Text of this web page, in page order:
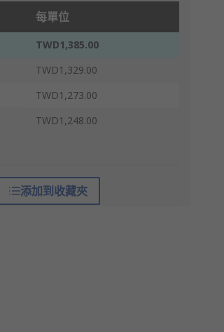
每單位
TWD1,385.00
TWD1,329.00
TWD1,273.00
TWD1,248.00
添加到收藏夾